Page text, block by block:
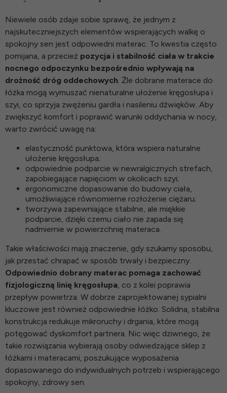
Niewiele osób zdaje sobie sprawę, że jednym z
najskuteczniejszych elementów wspierających walkę o
spokojny sen jest odpowiedni materac. To kwestia często
pomijana, a przecież pozycja i stabilność ciała w trakcie
nocnego odpoczynku bezpośrednio wpływają na
drożność dróg oddechowych . Źle dobrane materace do
łóżka mogą wymuszać nienaturalne ułożenie kręgosłupa i
szyi, co sprzyja zwężeniu gardła i nasileniu dźwięków. Aby
zwiększyć komfort i poprawić warunki oddychania w nocy,
warto zwrócić uwagę na:
elastyczność punktowa, która wspiera naturalne
ułożenie kręgosłupa;
odpowiednie podparcie w newralgicznych strefach,
zapobiegające napięciom w okolicach szyi;
ergonomiczne dopasowanie do budowy ciała,
umożliwiające równomierne rozłożenie ciężaru;
tworzywa zapewniające stabilne, ale miękkie
podparcie, dzięki czemu ciało nie zapada się
nadmiernie w powierzchnię materaca.
Takie właściwości mają znaczenie, gdy szukamy sposobu,
jak przestać chrapać w sposób trwały i bezpieczny.
Odpowiednio dobrany materac pomaga zachować
fizjologiczną linię kręgosłupa , co z kolei poprawia
przepływ powietrza. W dobrze zaprojektowanej sypialni
kluczowe jest również odpowiednie łóżko. Solidna, stabilna
konstrukcja redukuje mikroruchy i drgania, które mogą
potęgować dyskomfort partnera. Nic więc dziwnego, że
takie rozwiązania wybierają osoby odwiedzające sklep z
łóżkami i materacami , poszukujące wyposażenia
dopasowanego do indywidualnych potrzeb i wspierającego
spokojny, zdrowy sen.